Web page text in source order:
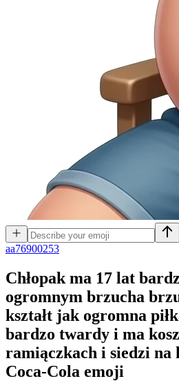
aa76900253
Chłopak ma 17 lat
ogromnym brzucha
kształt jak ogromna
bardzo twardy i ma
ramiączkach i siedzi na
Coca-Cola emoji